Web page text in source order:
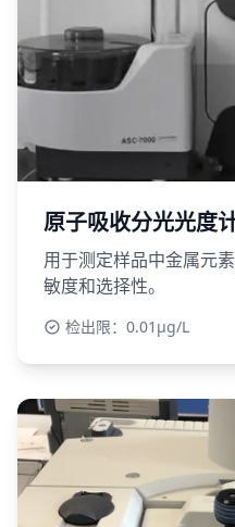
原子吸收分光光度
用于测定样品中金属元
敏度和选择性。
检出限：0.01μg/L